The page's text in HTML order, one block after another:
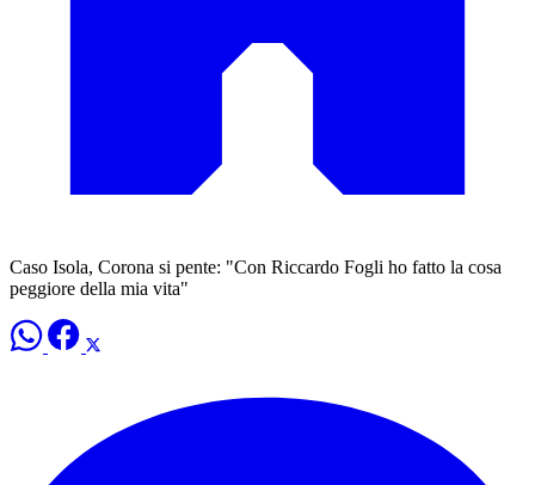
Caso Isola, Corona si pente: "Con Riccardo Fogli ho fatto la cosa
peggiore della mia vita"